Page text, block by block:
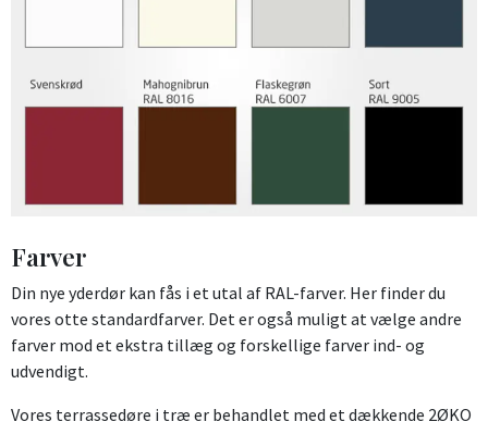
Farver
Din nye yderdør kan fås i et utal af RAL-farver. Her finder du
vores otte standardfarver. Det er også muligt at vælge andre
farver mod et ekstra tillæg og forskellige farver ind- og
udvendigt.
Vores terrassedøre i træ er behandlet med et dækkende 2ØKO